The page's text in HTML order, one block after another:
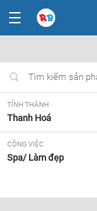
TỈNH THÀNH
Thanh Hoá
CÔNG VIỆC
Spa/ Làm đẹp
Tất cả